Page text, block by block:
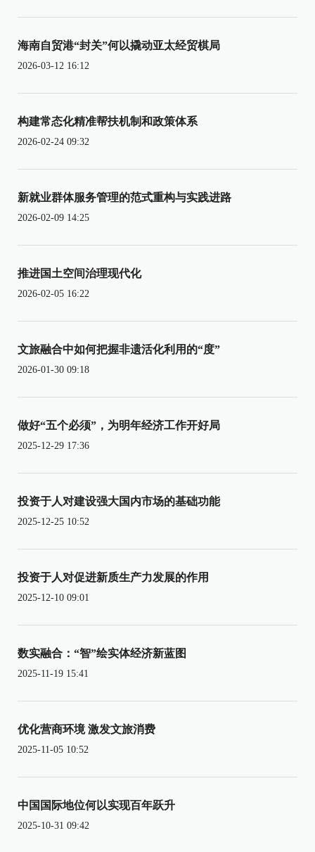
海南自贸港“封关”何以撬动亚太经贸棋局
2026-03-12 16:12
构建常态化精准帮扶机制和政策体系
2026-02-24 09:32
新就业群体服务管理的范式重构与实践进路
2026-02-09 14:25
推进国土空间治理现代化
2026-02-05 16:22
文旅融合中如何把握非遗活化利用的“度”
2026-01-30 09:18
做好“五个必须”，为明年经济工作开好局
2025-12-29 17:36
投资于人对建设强大国内市场的基础功能
2025-12-25 10:52
投资于人对促进新质生产力发展的作用
2025-12-10 09:01
数实融合：“智”绘实体经济新蓝图
2025-11-19 15:41
优化营商环境 激发文旅消费
2025-11-05 10:52
中国国际地位何以实现百年跃升
2025-10-31 09:42